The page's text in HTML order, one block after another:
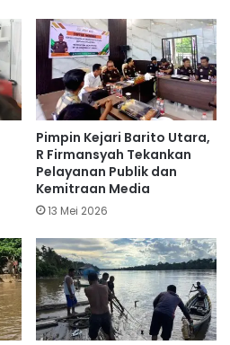
Pimpin Kejari Barito Utara,
R Firmansyah Tekankan
Pelayanan Publik dan
Kemitraan Media
13 Mei 2026